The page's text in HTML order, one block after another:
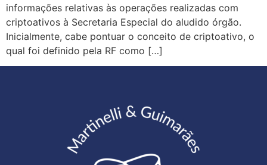
informações relativas às operações realizadas com
criptoativos à Secretaria Especial do aludido órgão.
Inicialmente, cabe pontuar o conceito de criptoativo, o
qual foi definido pela RF como […]